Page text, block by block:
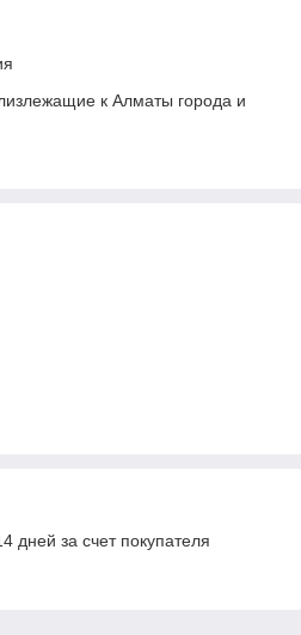
к Алматы города и
дней за счет покупателя